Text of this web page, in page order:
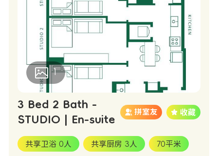
1
3 Bed 2 Bath -
STUDIO | En-suite
拼室友
共享卫浴 0人 共享厨房 3人 70平米